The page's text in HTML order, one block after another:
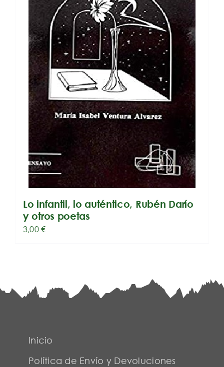
Lo infantil, lo auténtico, Rubén Darío
y otros poetas
3,00€
Inicio
Política de Envío y Devoluciones